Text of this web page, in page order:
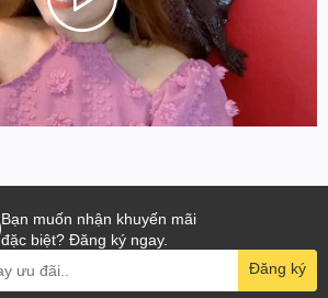
Bạn muốn nhận khuyến mãi
đặc biệt? Đăng ký ngay.
Đăng ký